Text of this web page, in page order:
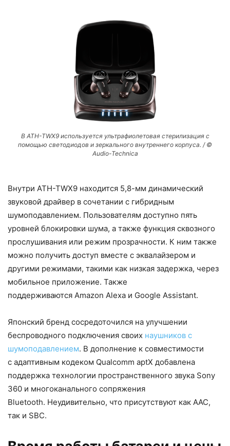
В ATH-TWX9 используется ультрафиолетовая стерилизация с
помощью светодиодов и зеркального внутреннего корпуса. / ©
Audio-Technica
Внутри ATH-TWX9 находится 5,8-мм динамический
звуковой драйвер в сочетании с гибридным
шумоподавлением. Пользователям доступно пять
уровней блокировки шума, а также функция сквозного
прослушивания или режим прозрачности. К ним также
можно получить доступ вместе с эквалайзером и
другими режимами, такими как низкая задержка, через
мобильное приложение. Также
поддерживаются Amazon Alexa и Google Assistant.
Японский бренд сосредоточился на улучшении
беспроводного подключения своих наушников с
шумоподавлением. В дополнение к совместимости
с адаптивным кодеком Qualcomm aptX добавлена ​​
поддержка технологии пространственного звука Sony
360 и многоканального сопряжения
Bluetooth. Неудивительно, что присутствуют как AAC,
так и SBC.